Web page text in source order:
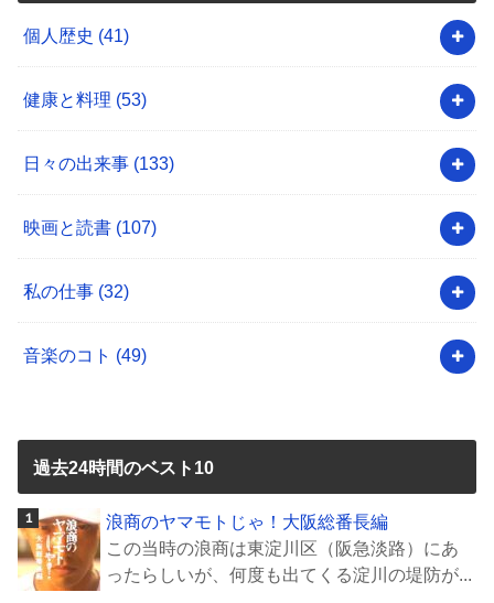
個人歴史 (41)
健康と料理 (53)
日々の出来事 (133)
映画と読書 (107)
私の仕事 (32)
音楽のコト (49)
過去24時間のベスト10
浪商のヤマモトじゃ！大阪総番長編
この当時の浪商は東淀川区（阪急淡路）にあ
ったらしいが、何度も出てくる淀川の堤防が...